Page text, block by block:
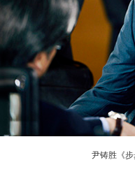
尹铸胜《